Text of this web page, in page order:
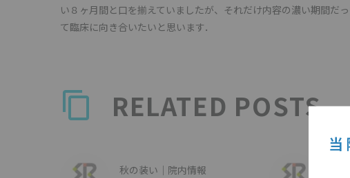
い８ヶ月間と口を揃えていましたが、それだけ内容の濃い期間だ
て臨床に向き合いたいと思います．
RELATED POSTS
秋の装い｜院内情報
イ